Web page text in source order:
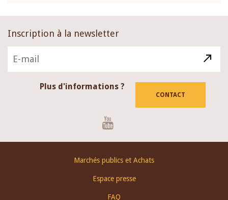
Inscription à la newsletter
Plus d'informations ?
CONTACT
Marchés publics et Achats
Espace presse
FAQ